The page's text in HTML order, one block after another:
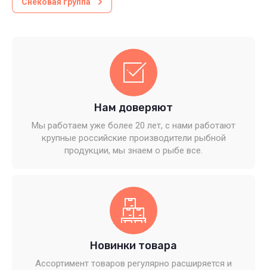
Нам доверяют
Мы работаем уже более 20 лет, с нами работают
крупные российские производители рыбной
продукции, мы знаем о рыбе все.
Новинки товара
Ассортимент товаров регулярно расширяется и